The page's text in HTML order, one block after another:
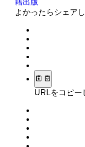
よかったらシェアし
URLをコピー